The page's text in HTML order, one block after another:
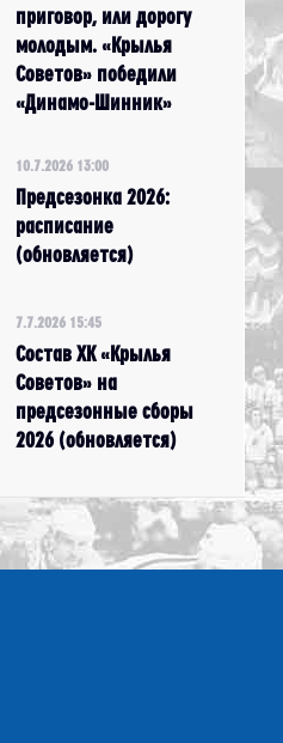
приговор, или дорогу
молодым. «Крылья
Советов» победили
«Динамо-Шинник»
10.7.2026 13:00
Предсезонка 2026:
расписание
(обновляется)
7.7.2026 15:45
Состав ХК «Крылья
Советов» на
предсезонные сборы
2026 (обновляется)